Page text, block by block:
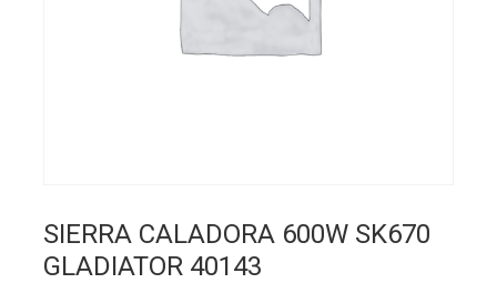
SIERRA CALADORA 600W SK670
GLADIATOR 40143